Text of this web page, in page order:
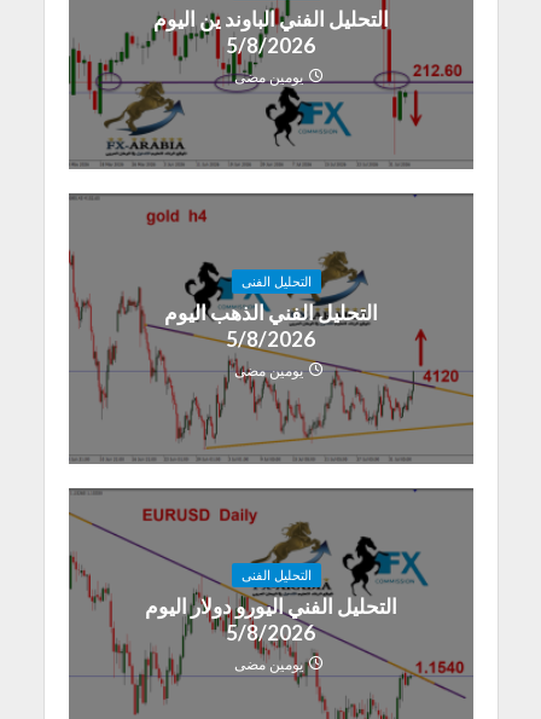
التحليل الفني الباوند ين اليوم
5/8/2026
يومين مضى
التحليل الفنى
التحليل الفني الذهب اليوم
5/8/2026
يومين مضى
التحليل الفنى
التحليل الفني اليورو دولار اليوم
5/8/2026
يومين مضى